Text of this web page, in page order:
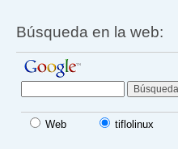
Búsqueda en la web:
Web tiflolinux